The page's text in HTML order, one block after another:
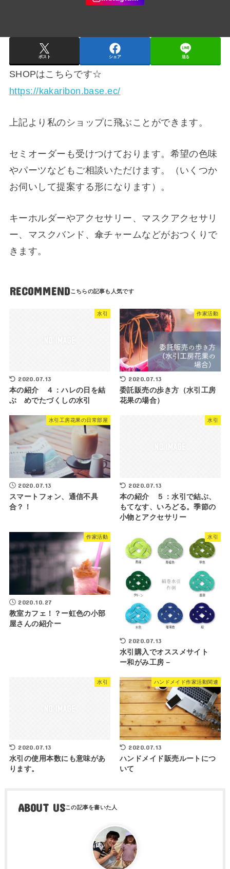
ポスト シェア 送る
SHOPはこちらです☆
https://kakaribon.base.ec/
上記より私のショップに飛ぶことができます。
セミオーダーも受けつけております。希望の色味
やパーツなどもご相談いただけます。（いくつか
お伺いして提案する形になります）。
キーホルダーやアクセサリー、マスクアクセサリ
ー、マスクバンド、傘チャームなどがおつくりで
きます。
RECOMMEND
水引
2020.07.13
本の紹介 ４：ハレの日を結
ぶ めでたづくしの水引
作家活動
2020.07.13
委託販売の歩き方（水引工房
花果の場合）
水引工房花果の日常部屋
2020.07.13
スマートフォン、通信不具
合？！
水引
2020.07.13
本の紹介 ５：水引で結ぶ、
もてなす、いろどる。季節の
小物とアクセサリー
作家活動
2020.10.27
教室カフェ！？ー虹色の小部
屋さんの紹介ー
水引
2020.07.13
水引購入でオススメサイト
ー和がみ工房－
水引
2020.07.13
水引の使用本数にも意味があ
ります。
ハンドメイド作家活動関連
2020.07.13
ハンドメイド販売ルートにつ
いて
ABOUT US